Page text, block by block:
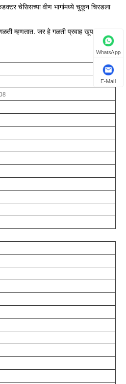
चेसिसच्या वीण भागांमध्ये चुकून चिरडला
म्हणतात. जर हे गळती प्रवाह खूप जास्त
WhatsApp
E-Mail